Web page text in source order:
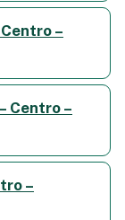
–
Centro –
–